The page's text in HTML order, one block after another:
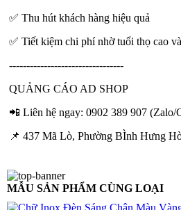
✅ Thu hút khách hàng hiệu quả
✅ Tiết kiệm chi phí nhờ tuổi thọ cao
---------------------------------
QUẢNG CÁO AD SHOP
📲 Liên hệ ngay: 0902 389 907 (Zalo/
📌 437 Mã Lò, Phường BÌnh Hưng
MẪU SẢN PHẨM CÙNG LOẠI